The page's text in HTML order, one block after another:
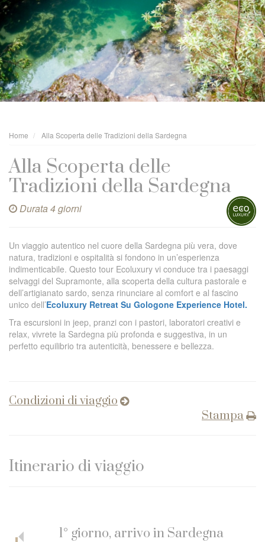
Home Alla Scoperta delle Tradizioni della Sardegna
Alla Scoperta delle
Tradizioni della Sardegna
Durata 4 giorni
Un viaggio autentico nel cuore della Sardegna più vera, dove
natura, tradizioni e ospitalità si fondono in un’esperienza
indimenticabile. Questo tour Ecoluxury vi conduce tra i paesaggi
selvaggi del Supramonte, alla scoperta della cultura pastorale e
dell’artigianato sardo, senza rinunciare al comfort e al fascino
unico dell’Ecoluxury Retreat Su Gologone Experience Hotel.
Tra escursioni in jeep, pranzi con i pastori, laboratori creativi e
relax, vivrete la Sardegna più profonda e suggestiva, in un
perfetto equilibrio tra autenticità, benessere e bellezza.
Condizioni di viaggio
Stampa
Itinerario di viaggio
1° giorno, arrivo in Sardegna